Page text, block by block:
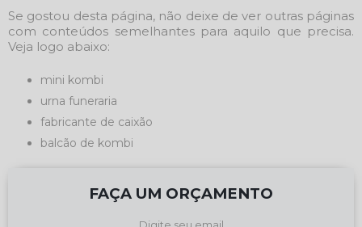
Se gostou desta página, não deixe de ver outras páginas
com conteúdos semelhantes para aquilo que precisa.
Veja logo abaixo:
mini kombi
urna funeraria
fabricante de caixão
balcão de kombi
FAÇA UM ORÇAMENTO